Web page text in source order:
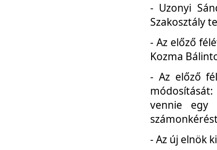
- Uzonyi
Szakosztály
- Az előző
Kozma
- Az előző
vennie egy
- Az új elnök